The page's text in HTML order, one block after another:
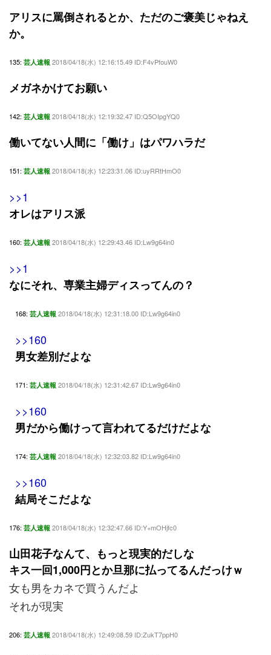
アリスに罵倒されるとか、ただのご褒美じゃねえ
か。
135: 芸人速報 2018/04/18(水) 12:16:15.49 ID:F4vPfouW0
メガネかけてお願い
142: 芸人速報 2018/04/18(水) 12:19:32.47 ID:Q5OIpgYQ0
働いてない人間に「働け」はパワハラだ
151: 芸人速報 2018/04/18(水) 12:23:31.06 ID:uyRRtHmO0
>>1
オレはアリス派
160: 芸人速報 2018/04/18(水) 12:29:43.46 ID:Lw9g64in0
>>1
なにそれ、専業主婦ディスってんの？
168: 芸人速報 2018/04/18(水) 12:31:18.00 ID:Lw9g64in0
>>160
男女差別だよな
171: 芸人速報 2018/04/18(水) 12:31:42.67 ID:Lw9g64in0
>>160
男だから働けって言われてるだけだよな
174: 芸人速報 2018/04/18(水) 12:32:03.82 ID:Lw9g64in0
>>160
結局そこだよな
176: 芸人速報 2018/04/18(水) 12:32:47.66 ID:Y+mOHjfc0
山田花子なんて、もっと現実的だしな
キス一回1,000円とか旦那に払ってるんだっけｗ
女も男をカネで買うんだよ
それが現実
206: 芸人速報 2018/04/18(水) 12:49:08.59 ID:ZukT7ppH0